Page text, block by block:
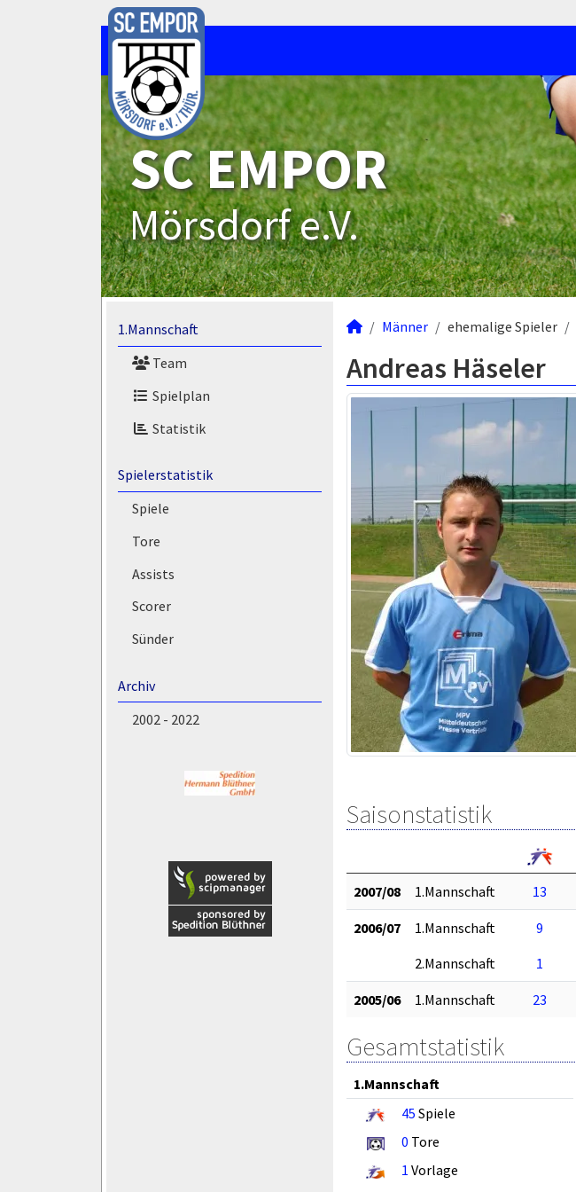
SC EMPOR
Mörsdorf e.V.
1.Mannschaft
Team
Spielplan
Statistik
Spielerstatistik
Spiele
Tore
Assists
Scorer
Sünder
Archiv
2002 - 2022
Männer ehemalige Spieler
Andreas Häseler
Saisonstatistik
2007/08 1.Mannschaft 13
2006/07 1.Mannschaft 9
2.Mannschaft
1
2005/06 1.Mannschaft 23
Gesamtstatistik
1.Mannschaft
45 Spiele
0 Tore
1 Vorlage